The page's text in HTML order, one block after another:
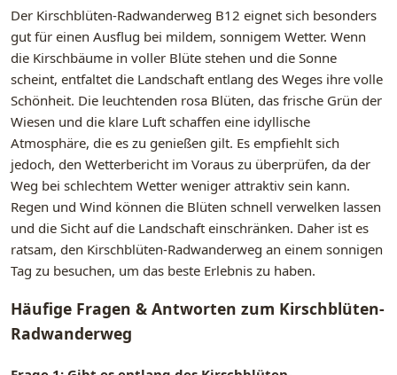
Der Kirschblüten-Radwanderweg B12 eignet sich besonders
gut für einen Ausflug bei mildem, sonnigem Wetter. Wenn
die Kirschbäume in voller Blüte stehen und die Sonne
scheint, entfaltet die Landschaft entlang des Weges ihre volle
Schönheit. Die leuchtenden rosa Blüten, das frische Grün der
Wiesen und die klare Luft schaffen eine idyllische
Atmosphäre, die es zu genießen gilt. Es empfiehlt sich
jedoch, den Wetterbericht im Voraus zu überprüfen, da der
Weg bei schlechtem Wetter weniger attraktiv sein kann.
Regen und Wind können die Blüten schnell verwelken lassen
und die Sicht auf die Landschaft einschränken. Daher ist es
ratsam, den Kirschblüten-Radwanderweg an einem sonnigen
Tag zu besuchen, um das beste Erlebnis zu haben.
Häufige Fragen & Antworten zum Kirschblüten-
Radwanderweg